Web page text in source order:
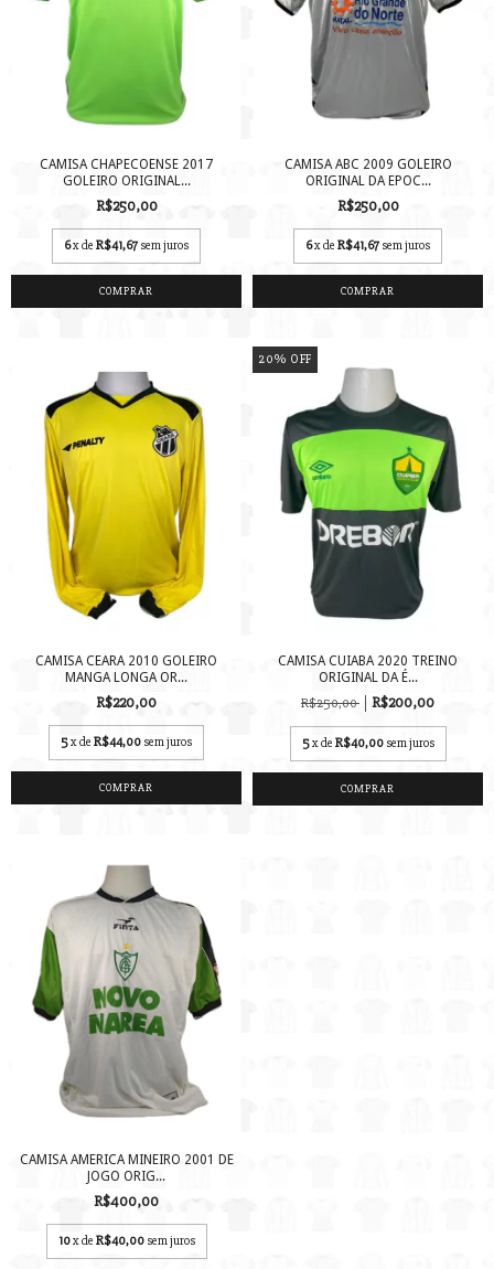
CAMISA CHAPECOENSE 2017
GOLEIRO ORIGINAL...
R$250,00
6x de R$41,67 sem juros
COMPRAR
CAMISA ABC 2009 GOLEIRO
ORIGINAL DA EPOC...
R$250,00
6x de R$41,67 sem juros
COMPRAR
CAMISA CEARA 2010 GOLEIRO
MANGA LONGA OR...
R$220,00
5x de R$44,00 sem juros
COMPRAR
20% OFF
CAMISA CUIABA 2020 TREINO
ORIGINAL DA É...
R$250,00 R$200,00
5x de R$40,00 sem juros
COMPRAR
CAMISA AMERICA MINEIRO 2001 DE
JOGO ORIG...
R$400,00
10x de R$40,00 sem juros